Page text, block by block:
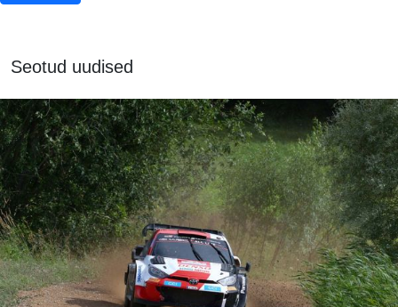
Seotud uudised